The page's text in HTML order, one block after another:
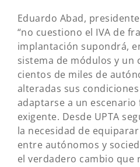
Eduardo Abad,
“no cuestiono el IVA de
implantación supondrá,
sistema de módulos y
cientos de miles de
alteradas sus
adaptarse a un escenario
exigente. Desde UPTA
la necesidad de
entre autónomos y
el verdadero cambio que